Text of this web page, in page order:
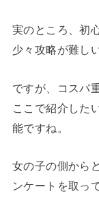
実のところ、初
少々攻略が難し
ですが、コスパ
ここで紹介した
能ですね。
女の子の側から
ンケートを取っ